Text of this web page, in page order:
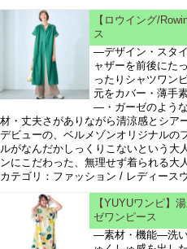
【ロウイング/
ス
―デザイン・スタ
ャザーを前後にた
ったりシャツワン
元をカバー・薄手
―・ガーゼのよう
材・丈夫さがありながら清涼感とシア
デビューの、ベルメゾンオリジナルの
ルがなんだかしっくりこないという大
ンにこだわった、無理せず着られる大
カテゴリ：ファッション / レディース
【YUYUワンピ】
ゼワンピース
―素材・機能―洗い